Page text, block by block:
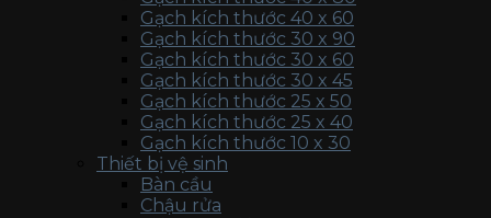
Gạch kích thước 40 x 60
Gạch kích thước 30 x 90
Gạch kích thước 30 x 60
Gạch kích thước 30 x 45
Gạch kích thước 25 x 50
Gạch kích thước 25 x 40
Gạch kích thước 10 x 30
Thiết bị vệ sinh
Bàn cầu
Chậu rửa